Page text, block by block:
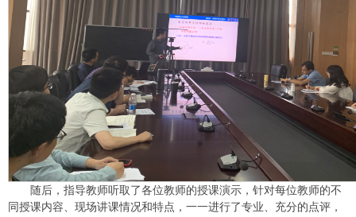
随后，指导教师听取了各位教师的授课演示，针对每位教师的不
同授课内容、现场讲课情况和特点，一一进行了专业、充分的点评，